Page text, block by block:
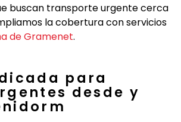
buscan transporte urgente cerca
la cobertura con servicios
de Gramenet.
para
desde y